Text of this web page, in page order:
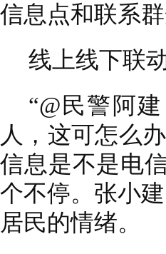
信息点和联系群
线上线下联
“@民警阿
人，这可怎么
信息是不是电
个不停。张小
居民的情绪。